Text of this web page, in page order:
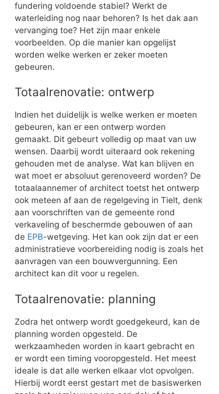
fundering voldoende stabiel? Werkt de
waterleiding nog naar behoren? Is het dak aan
vervanging toe? Het zijn maar enkele
voorbeelden. Op die manier kan opgelijst
worden welke werken er zeker moeten
gebeuren.
Totaalrenovatie: ontwerp
Indien het duidelijk is welke werken er moeten
gebeuren, kan er een ontwerp worden
gemaakt. Dit gebeurt volledig op maat van uw
wensen. Daarbij wordt uiteraard ook rekening
gehouden met de analyse. Wat kan blijven en
wat moet er absoluut gerenoveerd worden? De
totaalaannemer of architect toetst het ontwerp
ook meteen af aan de regelgeving in Tielt, denk
aan voorschriften van de gemeente rond
verkaveling of beschermde gebouwen of aan
de EPB-wetgeving. Het kan ook zijn dat er een
administratieve voorbereiding nodig is zoals het
aanvragen van een bouwvergunning. Een
architect kan dit voor u regelen.
Totaalrenovatie: planning
Zodra het ontwerp wordt goedgekeurd, kan de
planning worden opgesteld. De
werkzaamheden worden in kaart gebracht en
er wordt een timing vooropgesteld. Het meest
ideale is dat alle werken elkaar vlot opvolgen.
Hierbij wordt eerst gestart met de basiswerken